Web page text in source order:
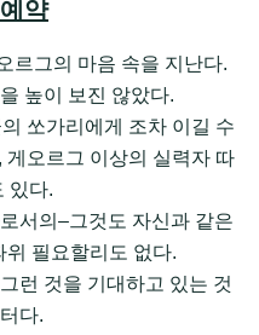
약
르그의 마음 속을 지난다.
높이 보진 않았다.
쏘가리에게 조차 이길 수
게오르그 이상의 실력자 따
있다.
서의–그것도 자신과 같은
필요할리도 없다.
런 것을 기대하고 있는 것
다.